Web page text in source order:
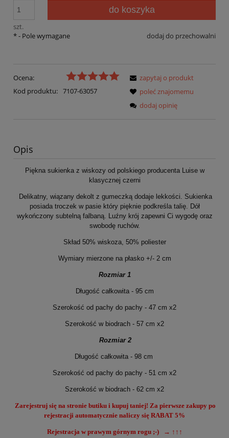
szt.
do koszyka
dodaj do przechowalni
*- Pole wymagane
Ocena:
Kod produktu: 7107-63057
zapytaj o produkt
poleć znajomemu
dodaj opinię
Opis
Piękna sukienka z wiskozy od polskiego producenta Luise w
klasycznej czerni
Delikatny, wiązany dekolt z gumeczką dodaje lekkości. Sukienka
posiada troczek w pasie który pięknie podkreśla talię. Dół
wykończony subtelną falbaną. Luźny krój zapewni Ci wygodę oraz
swobodę ruchów.
Skład 50% wiskoza, 50% poliester
Wymiary mierzone na płasko +/- 2 cm
Rozmiar 1
Długość całkowita - 95 cm
Szerokość od pachy do pachy - 47 cm x2
Szerokość w biodrach - 57 cm x2
Rozmiar 2
Długość całkowita - 98 cm
Szerokość od pachy do pachy - 51 cm x2
Szerokość w biodrach - 62 cm x2
Zarejestruj się na stronie butiku i kupuj taniej! Za pierwsze zakupy po
rejestracji automatycznie naliczy się RABAT 5%
Rejestracja w prawym górnym rogu ;-) → ↑↑↑